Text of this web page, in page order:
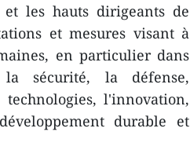
les hauts dirigeants de
et mesures visant à
en particulier dans
la sécurité, la défense,
l'innovation,
durable et